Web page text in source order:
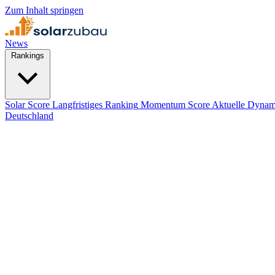
Zum Inhalt springen
News
Solar Score Langfristiges Ranking Momentum Score Aktuelle
Deutschland